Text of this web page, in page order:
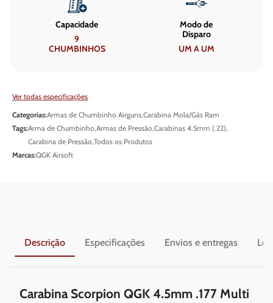
Capacidade
9
CHUMBINHOS
Modo de
Disparo
UM A UM
Ver todas especificações
Categorias:Armas de Chumbinho Airguns,Carabina Mola/Gás Ram
Tags:Arma de Chumbinho,Armas de Pressão,Carabinas 4.5mm (.22),
Carabina de Pressão,Todos os Produtos
Marcas:QGK Airsoft
Descrição Especificações Envios e entregas
Carabina Scorpion QGK 4.5mm .177 Multi